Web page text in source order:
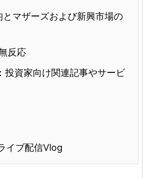
マザーズおよび新興市場の
反応
投資家向け関連記事やサービ
イブ配信Vlog